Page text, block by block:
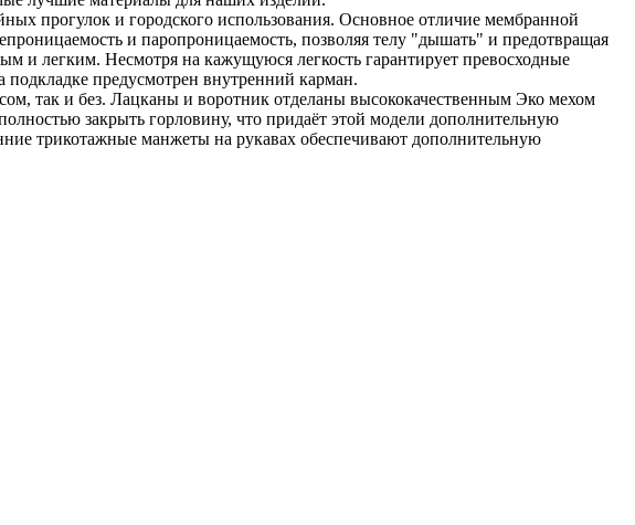
прогулок и городского использования. Основное отличие мембранной
и паропроницаемость, позволяя телу "дышать" и предотвращая
и легким. Несмотря на кажущуюся легкость гарантирует превосходные
подкладке предусмотрен внутренний карман.
так и без. Лацканы и воротник отделаны высококачественным Эко мехом
закрыть горловину, что придаёт этой модели дополнительную
трикотажные манжеты на рукавах обеспечивают дополнительную